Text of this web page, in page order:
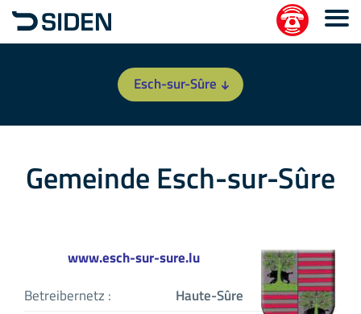
Esch-sur-Sûre
Gemeinde Esch-sur-Sûre
www.esch-sur-sure.lu
Betreibernetz :
Haute-Sûre